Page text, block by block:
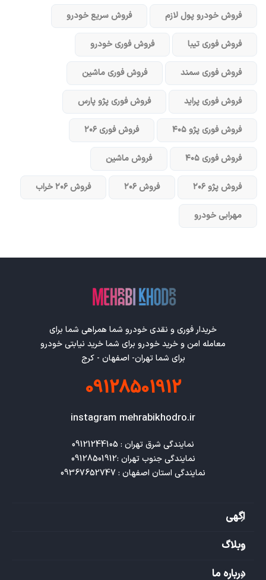
فروش خودرو پول لازم فروش سریع خودرو
فروش فوری تیبا فروش فوری خودرو
فروش فوری سمند فروش فوری ماشین
فروش فوری پراید فروش فوری پژو پارس
فروش فوری پژو ۴۰۵ فروش فوری ۲۰۶
فروش فوری ۴۰۵ فروش ماشین
فروش پژو ۲۰۶ فروش ۲۰۶ فروش ۲۰۶ خراب
مهرابی خودرو
خریدار فوری و نقدی خودرو شما همراهی شما برای
معامله امن و خرید خودرو برای شما خرید نیابتی خودرو
برای شما تهران- اصفهان - کرج
09128501912
instagram mehrabikhodro.ir
نمایندگی استان اصفهان : 09367652747
اگهی
وبلاگ
درباره ما